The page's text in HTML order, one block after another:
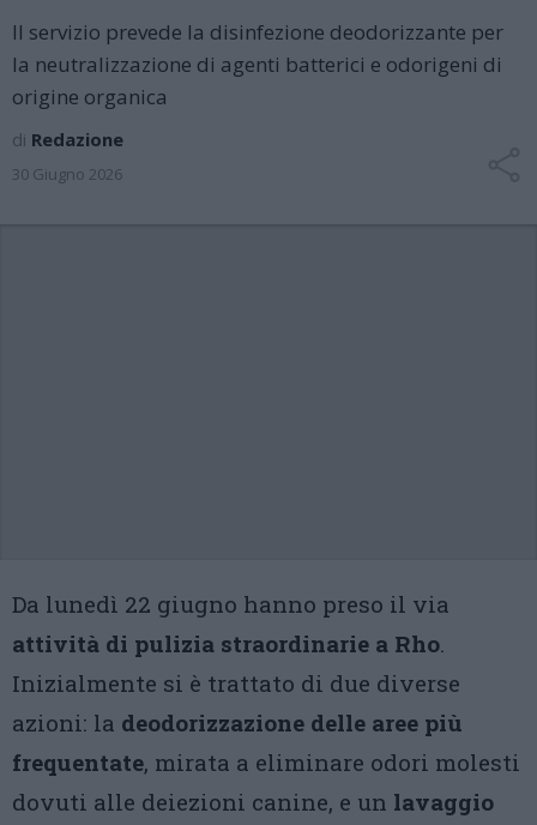
Il servizio prevede la disinfezione deodorizzante per
la neutralizzazione di agenti batterici e odorigeni di
origine organica
di Redazione
30 Giugno 2026
Da lunedì 22 giugno hanno preso il via
attività di pulizia straordinarie a Rho.
Inizialmente si è trattato di due diverse
azioni: la deodorizzazione delle aree più
frequentate, mirata a eliminare odori molesti
dovuti alle deiezioni canine, e un lavaggio